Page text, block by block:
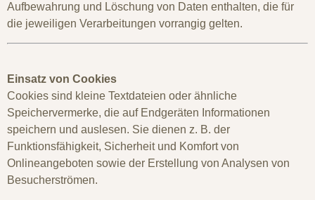
Aufbewahrung und Löschung von Daten enthalten, die für
die jeweiligen Verarbeitungen vorrangig gelten.
Einsatz von Cookies
Cookies sind kleine Textdateien oder ähnliche
Speichervermerke, die auf Endgeräten Informationen
speichern und auslesen. Sie dienen z. B. der
Funktionsfähigkeit, Sicherheit und Komfort von
Onlineangeboten sowie der Erstellung von Analysen von
Besucherströmen.